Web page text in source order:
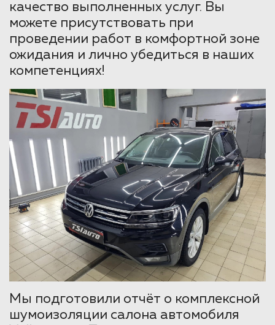
качество выполненных услуг. Вы
можете присутствовать при
проведении работ в комфортной зоне
ожидания и лично убедиться в наших
компетенциях!
Мы подготовили отчёт о комплексной
шумоизоляции салона автомобиля